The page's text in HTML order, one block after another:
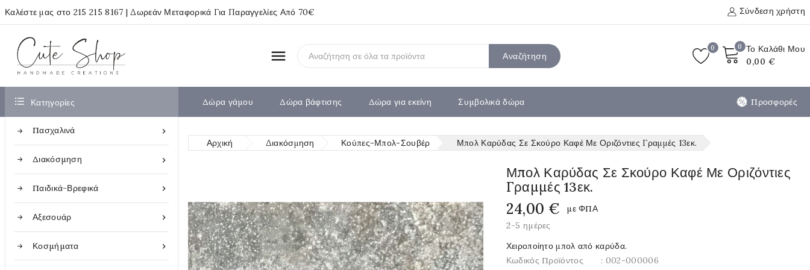
Καλέστε μας στο 215 215 8167 | Δωρεάν Μεταφορικά Για Παραγγελίες Από 70€ Σύνδεση χρήστη

0 Το Καλάθι Μου
0,00 €
Αναζήτηση
0
 Κατηγορίες

Πασχαλινά

Διακόσμηση

Παιδικά-Βρεφικά

Αξεσουάρ

Κοσμήματα
Δώρα γάμου Δώρα βάφτισης Δώρα για εκείνη Συμβολικά δώρα Προσφορές
Αρχική Διακόσμηση Κούπες-Μπολ-Σουβέρ Μπολ Καρύδας Σε Σκούρο Καφέ Με Οριζόντιες Γραμμές 13εκ.
Μπολ Καρύδας Σε Σκούρο Καφέ Με Οριζόντιες
Γραμμές 13εκ.
24,00 €
με ΦΠΑ
2-5 ημέρες
Χειροποίητο μπολ από καρύδα.
Κωδικός Προϊόντος
: 002-000006